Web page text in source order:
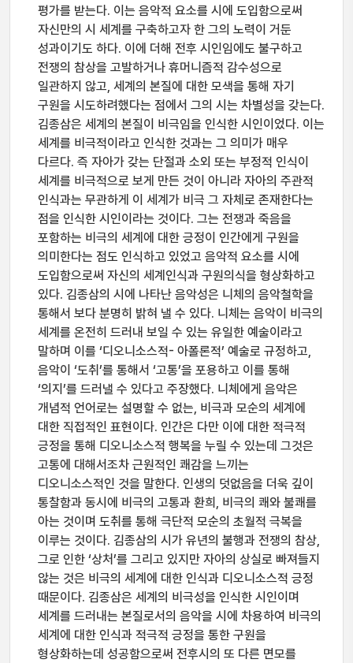
평가를 받는다. 이는 음악적 요소를 시에 도입함으로써
자신만의 시 세계를 구축하고자 한 그의 노력이 거둔
성과이기도 하다. 이에 더해 전후 시인임에도 불구하고
전쟁의 참상을 고발하거나 휴머니즘적 감수성으로
일관하지 않고, 세계의 본질에 대한 모색을 통해 자기
구원을 시도하려했다는 점에서 그의 시는 차별성을 갖는다.
김종삼은 세계의 본질이 비극임을 인식한 시인이었다. 이는
세계를 비극적이라고 인식한 것과는 그 의미가 매우
다르다. 즉 자아가 갖는 단절과 소외 또는 부정적 인식이
세계를 비극적으로 보게 만든 것이 아니라 자아의 주관적
인식과는 무관하게 이 세계가 비극 그 자체로 존재한다는
점을 인식한 시인이라는 것이다. 그는 전쟁과 죽음을
포함하는 비극의 세계에 대한 긍정이 인간에게 구원을
의미한다는 점도 인식하고 있었고 음악적 요소를 시에
도입함으로써 자신의 세계인식과 구원의식을 형상화하고
있다. 김종삼의 시에 나타난 음악성은 니체의 음악철학을
통해서 보다 분명히 밝혀 낼 수 있다. 니체는 음악이 비극의
세계를 온전히 드러내 보일 수 있는 유일한 예술이라고
말하며 이를 ‘디오니소스적- 아폴론적’ 예술로 규정하고,
음악이 ‘도취’를 통해서 ‘고통’을 포용하고 이를 통해
‘의지’를 드러낼 수 있다고 주장했다. 니체에게 음악은
개념적 언어로는 설명할 수 없는, 비극과 모순의 세계에
대한 직접적인 표현이다. 인간은 다만 이에 대한 적극적
긍정을 통해 디오니소스적 행복을 누릴 수 있는데 그것은
고통에 대해서조차 근원적인 쾌감을 느끼는
디오니소스적인 것을 말한다. 인생의 덧없음을 더욱 깊이
통찰함과 동시에 비극의 고통과 환희, 비극의 쾌와 불쾌를
아는 것이며 도취를 통해 극단적 모순의 초월적 극복을
이루는 것이다. 김종삼의 시가 유년의 불행과 전쟁의 참상,
그로 인한 ‘상처’를 그리고 있지만 자아의 상실로 빠져들지
않는 것은 비극의 세계에 대한 인식과 디오니소스적 긍정
때문이다. 김종삼은 세계의 비극성을 인식한 시인이며
세계를 드러내는 본질로서의 음악을 시에 차용하여 비극의
세계에 대한 인식과 적극적 긍정을 통한 구원을
형상화하는데 성공함으로써 전후시의 또 다른 면모를